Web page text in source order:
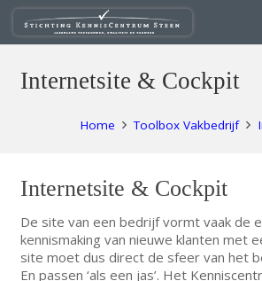
Internetsite & Cockpit
Home Toolbox Vakbedrijf
Internetsite & Cockpit
De site van een bedrijf vormt vaak de
kennismaking van nieuwe klanten met
site moet dus direct de sfeer van het
En passen ‘als een jas’. Het